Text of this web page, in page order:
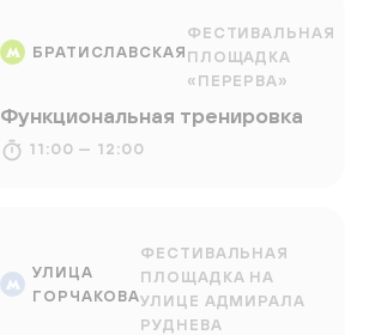
БРАТИСЛАВСКАЯ
ФЕСТИВАЛЬНАЯ
ПЛОЩАДКА
«ПЕРЕРВА»
Функциональная тренировка
11:00 — 12:00
УЛИЦА
ГОРЧАКОВА
ФЕСТИВАЛЬНАЯ
ПЛОЩАДКА НА
УЛИЦЕ АДМИРАЛА
РУДНЕВА